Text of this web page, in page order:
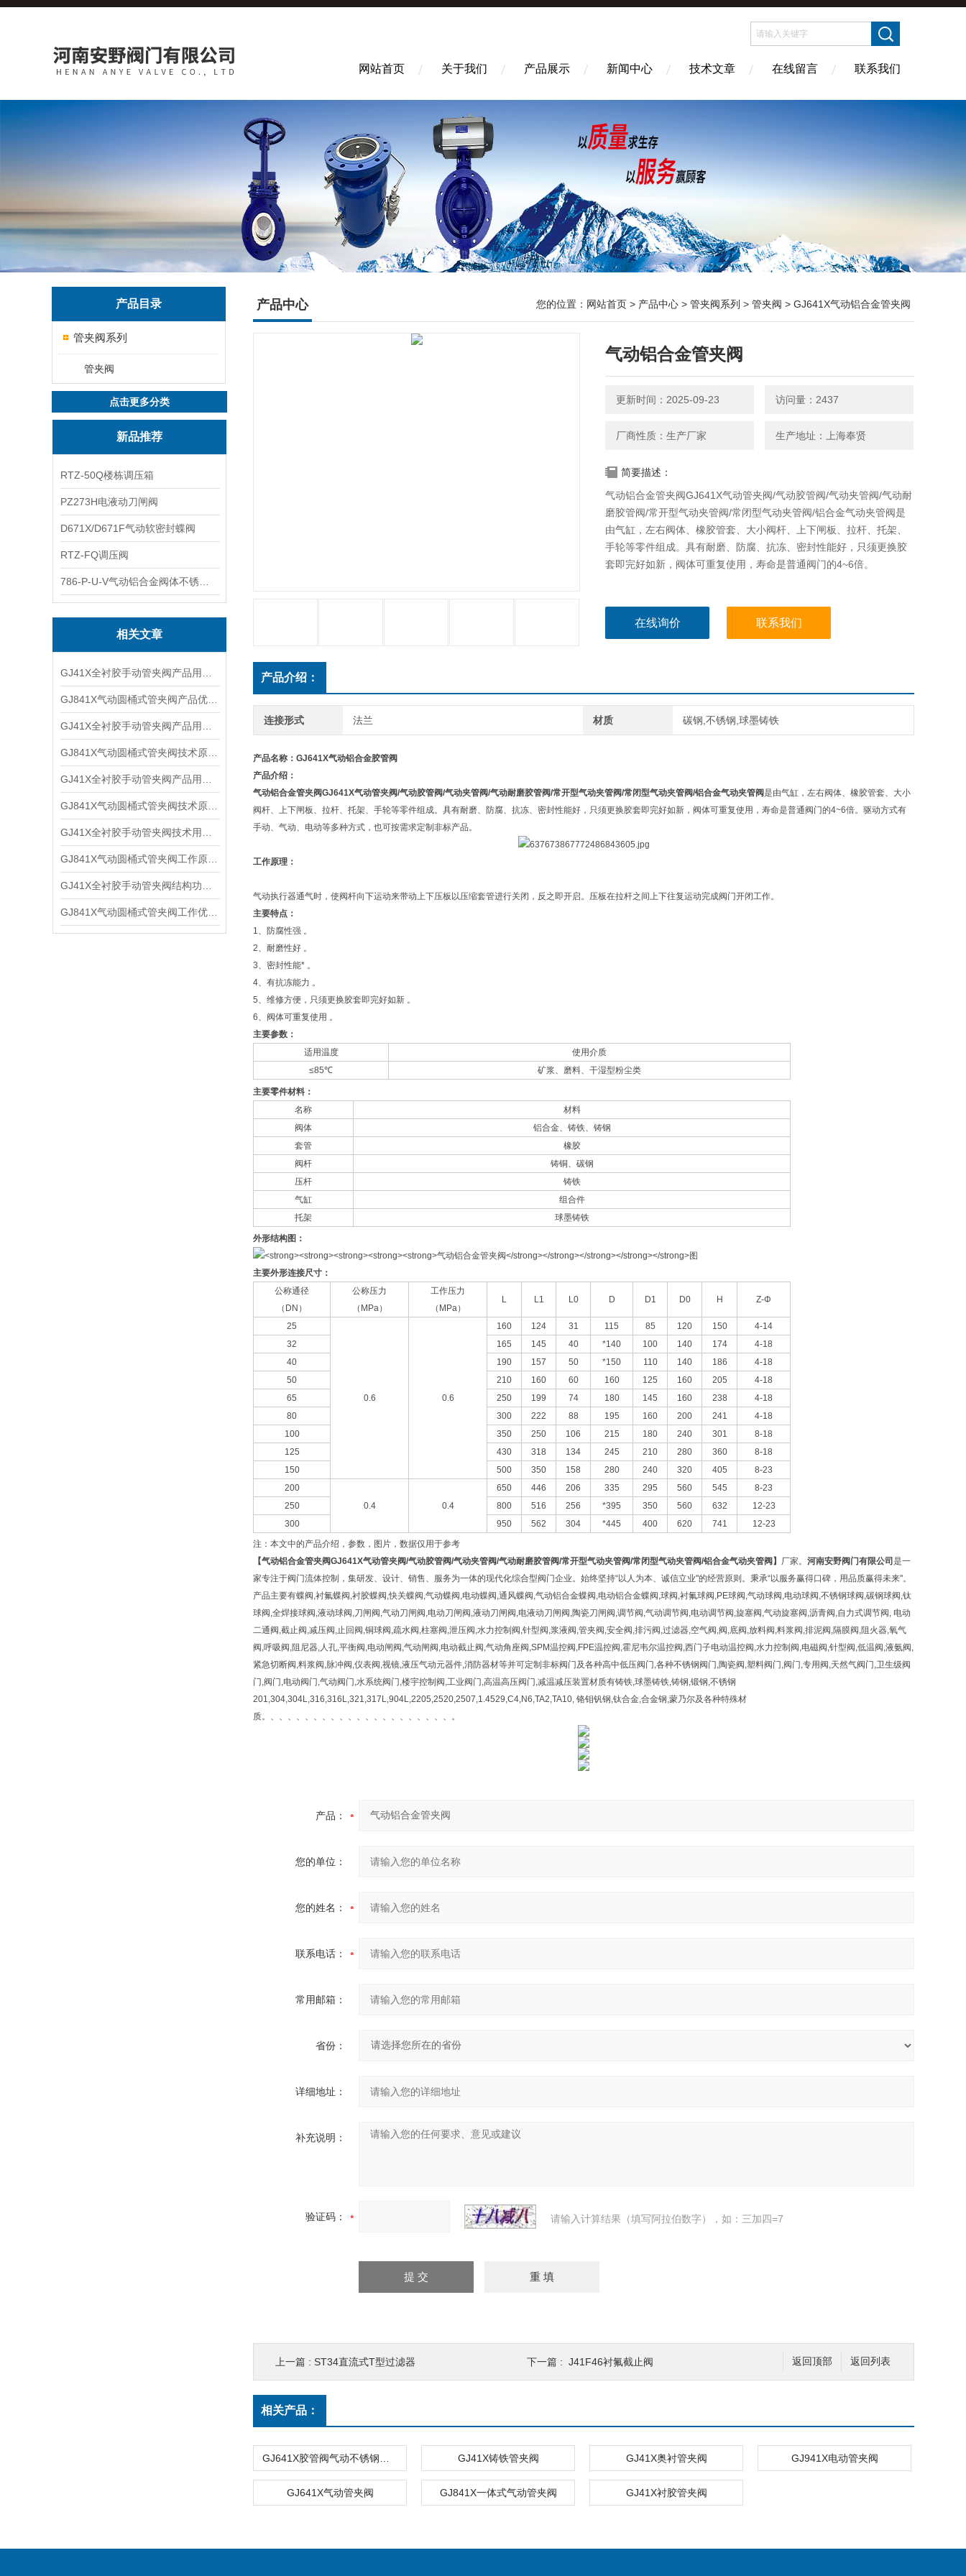
网站首页 关于我们 产品展示 新闻中心 技术文章 在线留言 联系我们
产品目录
管夹阀系列
管夹阀
点击更多分类
新品推荐
RTZ-50Q楼栋调压箱
PZ273H电液动刀闸阀
D671X/D671F气动软密封蝶阀
RTZ-FQ调压阀
相关文章
产品中心 您的位置： 网站首页 > 产品中心 > 管夹阀系列 > 管夹阀 > GJ641X气动铝合金管夹阀
气动铝合金管夹阀
更新时间：2025-09-23 访问量：2437
厂商性质：生产厂家 生产地址：上海奉贤
简要描述：
气动铝合金管夹阀GJ641X气动管夹阀/气动胶管阀/气动夹管阀/气动耐
磨胶管阀/常开型气动夹管阀/常闭型气动夹管阀/铝合金气动夹管阀是
由气缸，左右阀体、橡胶管套、大小阀杆、上下闸板、拉杆、托架、
手轮等零件组成。具有耐磨、防腐、抗冻、密封性能好，只须更换胶
套即完好如新，阀体可重复使用，寿命是普通阀门的4~6倍。
在线询价 联系我们
产品介绍：
连接形式 法兰 材质 碳钢,不锈钢,球墨铸铁
产品名称：GJ641X气动铝合金胶管阀
产品介绍：
气动铝合金管夹阀GJ641X气动管夹阀/气动胶管阀/气动夹管阀/气动耐磨胶管阀/常开型气动夹管阀/常闭型气动夹管阀/铝合金气动夹管阀是由气缸，左右阀体、橡胶管套、大小
阀杆、上下闸板、拉杆、托架、手轮等零件组成。具有耐磨、防腐、抗冻、密封性能好，只须更换胶套即完好如新，阀体可重复使用，寿命是普通阀门的4~6倍。驱动方式有
手动、气动、电动等多种方式，也可按需求定制非标产品。
工作原理：
气动执行器通气时，使阀杆向下运动来带动上下压板以压缩套管进行关闭，反之即开启。压板在拉杆之间上下往复运动完成阀门开闭工作。
主要特点：
1、防腐性强 。
2、耐磨性好 。
3、密封性能* 。
4、有抗冻能力 。
5、维修方便，只须更换胶套即完好如新 。
6、阀体可重复使用 。
主要参数：
适用温度
使用介质
≤85℃
矿浆、磨料、干湿型粉尘类
主要零件材料：
名称
材料
阀体
铝合金、铸铁、铸钢
套管
橡胶
阀杆
铸铜、碳钢
压杆
铸铁
气缸
组合件
托架
球墨铸铁
外形结构图：
主要外形连接尺寸：
公称通径
（DN）
公称压力
（MPa）
工作压力
（MPa）
L L1 L0 D D1 D0 H Z-Φ
25
0.6 0.6
160 124 31 115 85 120 150
4-14
32
165 145 40 *140 100 140 174
4-18
40
190 157 50 *150 110 140 186
4-18
50
210 160 60 160 125 160 205
4-18
65
250 199 74 180 145 160 238
4-18
80
300 222 88 195 160 200 241
4-18
100
350 250 106 215 180 240 301
8-18
125
430 318 134 245 210 280 360
8-18
150
500 350 158 280 240 320 405
8-23
200
0.4
0.4
650 446 206 335 295 560 545
8-23
250
800 516 256 *395 350 560 632
12-23
300
950 562 304 *445 400 620 741
12-23
注：本文中的产品介绍，参数，图片，数据仅用于参考
【气动铝合金管夹阀GJ641X气动管夹阀/气动胶管阀/气动夹管阀/气动耐磨胶管阀/常开型气动夹管阀/常闭型气动夹管阀/铝合金气动夹管阀】 厂家。 河南安野阀门有限公司 是一
家专注于阀门流体控制，集研发、设计、销售、服务为一体的现代化综合型阀门企业。始终坚持“以人为本、诚信立业"的经营原则。秉承“以服务赢得口碑，用品质赢得未来"。
产品主要有蝶阀,衬氟蝶阀,衬胶蝶阀,快关蝶阀,气动蝶阀,电动蝶阀,通风蝶阀,气动铝合金蝶阀,电动铝合金蝶阀,球阀,衬氟球阀,PE球阀,气动球阀,电动球阀,不锈钢球阀,碳钢球阀,钛
球阀,全焊接球阀,液动球阀,刀闸阀,气动刀闸阀,电动刀闸阀,液动刀闸阀,电液动刀闸阀,陶瓷刀闸阀,调节阀,气动调节阀,电动调节阀,旋塞阀,气动旋塞阀,沥青阀,自力式调节阀, 电动
二通阀,截止阀,减压阀,止回阀,铜球阀,疏水阀,柱塞阀,泄压阀,水力控制阀,针型阀,浆液阀,管夹阀,安全阀,排污阀,过滤器,空气阀,阀,底阀,放料阀,料浆阀,排泥阀,隔膜阀,阻火器,氧气
阀,呼吸阀,阻尼器,人孔,平衡阀,电动闸阀,气动闸阀,电动截止阀,气动角座阀,SPM温控阀,FPE温控阀,霍尼韦尔温控阀,西门子电动温控阀,水力控制阀,电磁阀,针型阀,低温阀,液氨阀,
紧急切断阀,料浆阀,脉冲阀,仪表阀,视镜,液压气动元器件,消防器材等并可定制非标阀门及各种高中低压阀门,各种不锈钢阀门,陶瓷阀,塑料阀门,阀门,专用阀,天然气阀门,卫生级阀
门,阀门,电动阀门,气动阀门,水系统阀门,楼宇控制阀,工业阀门,高温高压阀门,减温减压装置材质有铸铁,球墨铸铁,铸钢,锻钢,不锈钢
201,304,304L,316,316L,321,317L,904L,2205,2520,2507,1.4529,C4,N6,TA2,TA10, 铬钼钒钢,钛合金,合金钢,蒙乃尔及各种特殊材
质。、、、、、、、、、、、、、、、、、、、、、。
产品：
您的单位：
您的姓名：
联系电话：
常用邮箱：
省份：
详细地址：
补充说明：
验证码： 请输入计算结果（填写阿拉伯数字），如：三加四=7
返回列表
返回顶部
上一篇 : ST34直流式T型过滤器 下一篇 : J41F46衬氟截止阀
相关产品：
GJ41X铸铁管夹阀 GJ41X奥衬管夹阀 GJ941X电动管夹阀
GJ641X气动管夹阀 GJ841X一体式气动管夹阀 GJ41X衬胶管夹阀